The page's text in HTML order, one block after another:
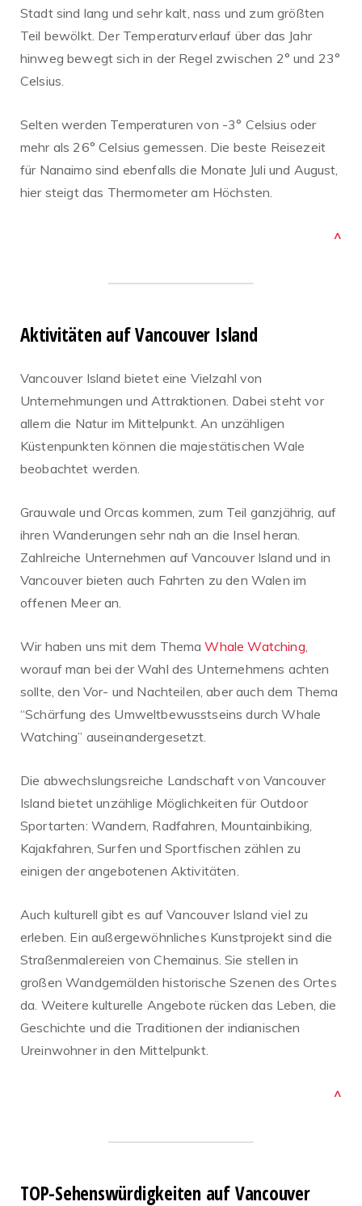
Stadt sind lang und sehr kalt, nass und zum größten
Teil bewölkt. Der Temperaturverlauf über das Jahr
hinweg bewegt sich in der Regel zwischen 2° und 23°
Celsius.
Selten werden Temperaturen von -3° Celsius oder
mehr als 26° Celsius gemessen. Die beste Reisezeit
für Nanaimo sind ebenfalls die Monate Juli und August,
hier steigt das Thermometer am Höchsten.
^
Aktivitäten auf Vancouver Island
Vancouver Island bietet eine Vielzahl von
Unternehmungen und Attraktionen. Dabei steht vor
allem die Natur im Mittelpunkt. An unzähligen
Küstenpunkten können die majestätischen Wale
beobachtet werden.
Grauwale und Orcas kommen, zum Teil ganzjährig, auf
ihren Wanderungen sehr nah an die Insel heran.
Zahlreiche Unternehmen auf Vancouver Island und in
Vancouver bieten auch Fahrten zu den Walen im
offenen Meer an.
Wir haben uns mit dem ThemaWhale Watching,
worauf man bei der Wahl des Unternehmens achten
sollte, den Vor- und Nachteilen, aber auch dem Thema
“Schärfung des Umweltbewusstseins durch Whale
Watching” auseinandergesetzt.
Die abwechslungsreiche Landschaft von Vancouver
Island bietet unzählige Möglichkeiten für Outdoor
Sportarten: Wandern, Radfahren, Mountainbiking,
Kajakfahren, Surfen und Sportfischen zählen zu
einigen der angebotenen Aktivitäten.
Auch kulturell gibt es auf Vancouver Island viel zu
erleben. Ein außergewöhnliches Kunstprojekt sind die
Straßenmalereien von Chemainus. Sie stellen in
großen Wandgemälden historische Szenen des Ortes
da. Weitere kulturelle Angebote rücken das Leben, die
Geschichte und die Traditionen der indianischen
Ureinwohner in den Mittelpunkt.
^
TOP-Sehenswürdigkeiten auf Vancouver